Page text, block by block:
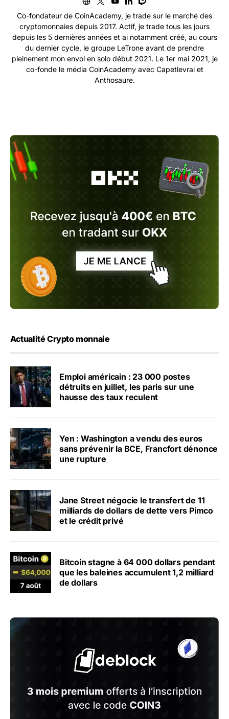
Co-fondateur de CoinAcademy, je trade sur le marché des
cryptomonnaies depuis 2017. Actif, je trade tous les jours
depuis les 5 dernières années et ai notamment créé, au cours
du dernier cycle, le groupe LeTrone avant de prendre
pleinement mon envol en solo début 2021. Le 1er mai 2021, je
co-fonde le média CoinAcademy avec Capetlevrai et
Anthosaure.
Actualité Crypto monnaie
Emploi américain : 23 000 postes
détruits en juillet, les paris sur une
hausse des taux reculent
Yen : Washington a vendu des euros
sans prévenir la BCE, Francfort dénonce
une rupture
Jane Street négocie le transfert de 11
milliards de dollars de dette vers Pimco
et le crédit privé
Bitcoin stagne à 64 000 dollars pendant
que les baleines accumulent 1,2 milliard
de dollars